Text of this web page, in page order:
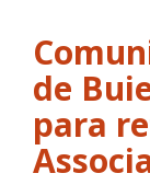
de
para